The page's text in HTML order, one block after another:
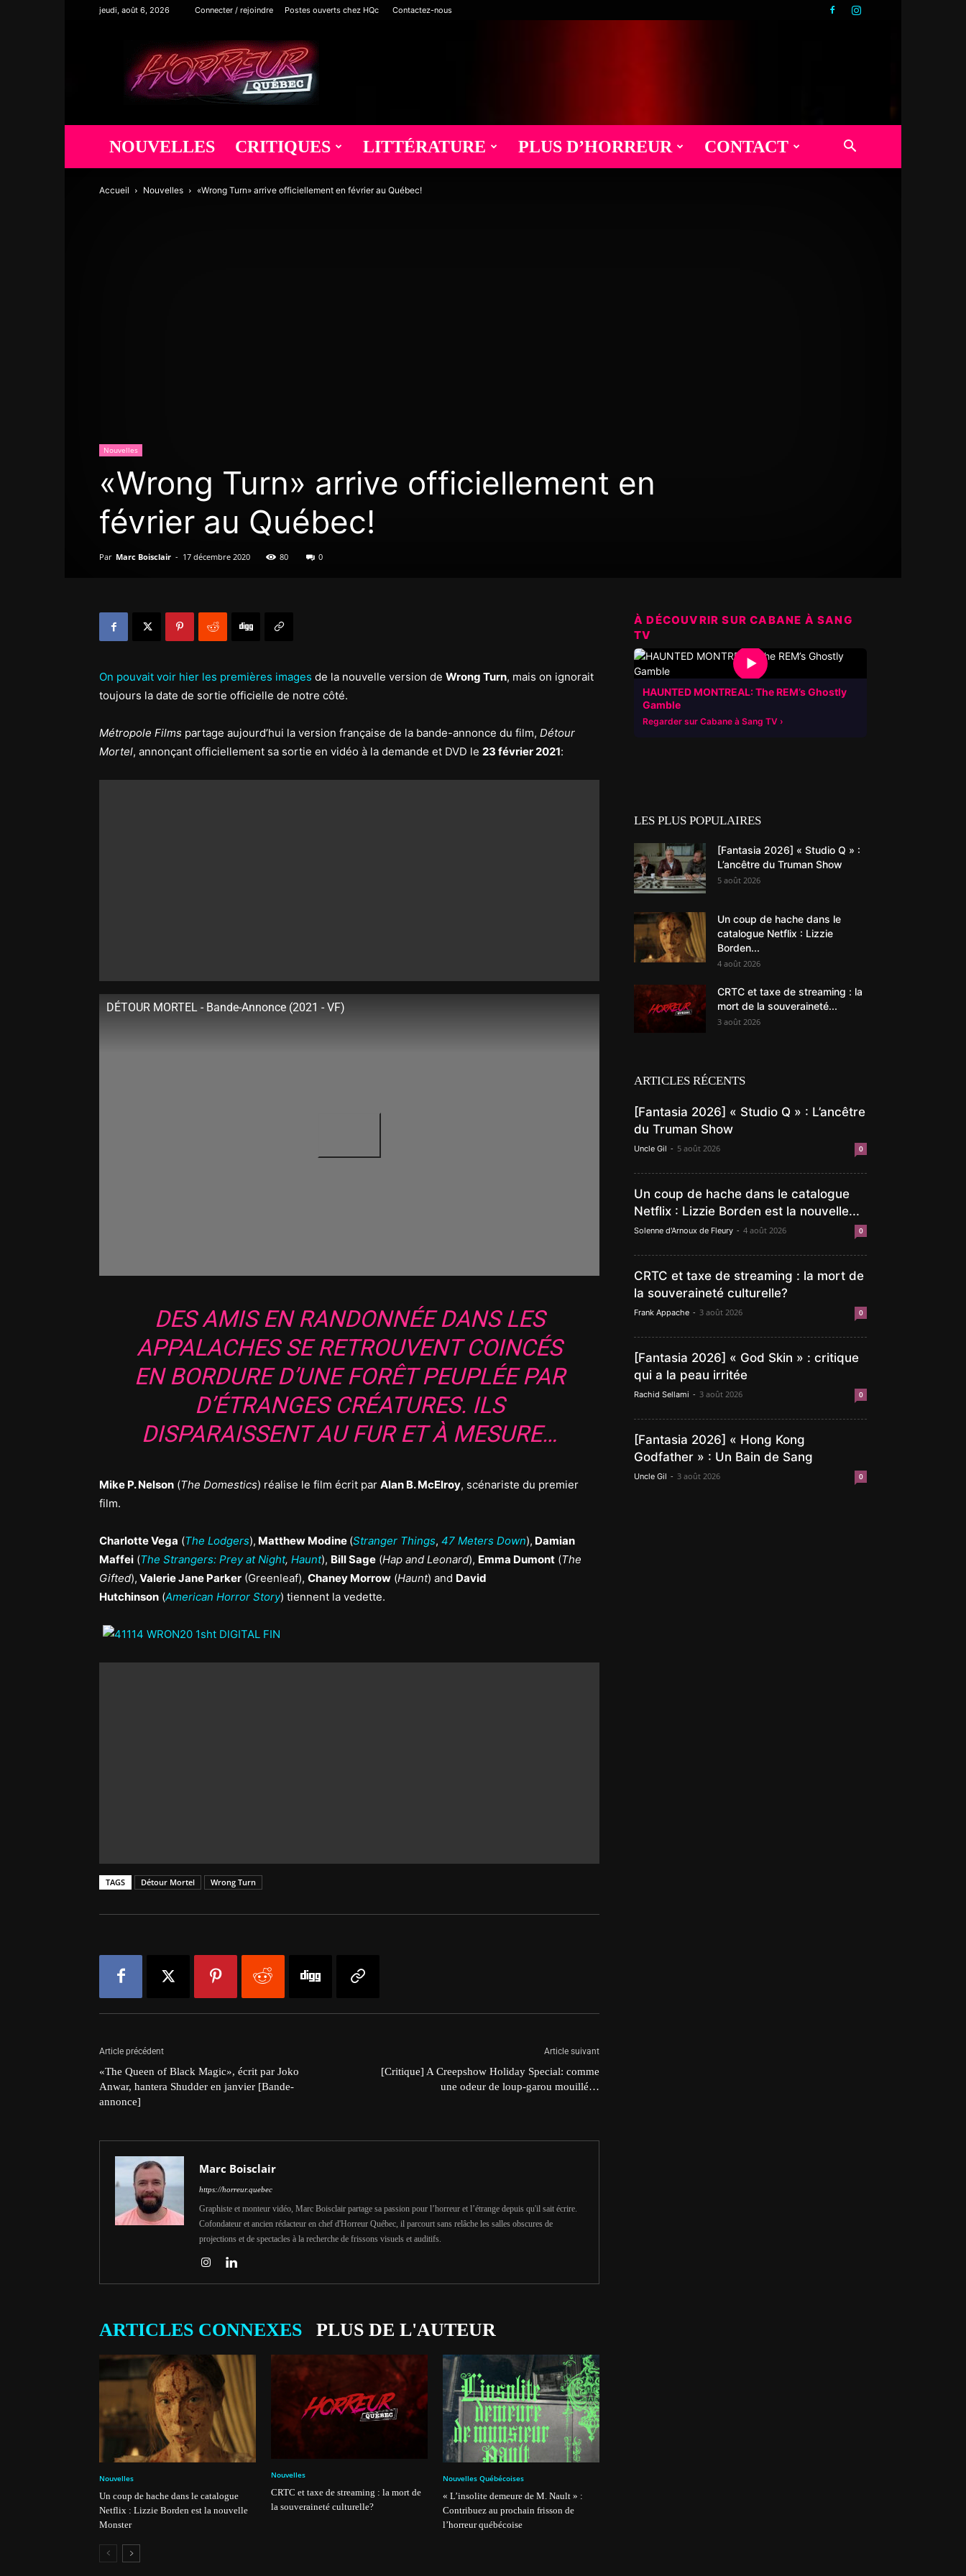
jeudi, août 6, 2026 Connecter / rejoindre Postes ouverts chez HQc Contactez-nous
Horreur
Québec
NOUVELLES CRITIQUES LITTÉRATURE PLUS D’HORREUR CONTACT
Accueil Nouvelles «Wrong Turn» arrive officiellement en février au Québec!
Nouvelles
«Wrong Turn» arrive officiellement en
février au Québec!
Par Marc Boisclair - 17 décembre 2020 80 0
On pouvait voir hier les premières images de la nouvelle version de Wrong Turn, mais on ignorait
toujours la date de sortie officielle de notre côté.
Métropole Films partage aujourd’hui la version française de la bande-annonce du film, Détour
Mortel, annonçant officiellement sa sortie en vidéo à la demande et DVD le 23 février 2021:
DÉTOUR MORTEL - Bande-Annonce (2021 - VF)
DES AMIS EN RANDONNÉE DANS LES
APPALACHES SE RETROUVENT COINCÉS
EN BORDURE D’UNE FORÊT PEUPLÉE PAR
D’ÉTRANGES CRÉATURES. ILS
DISPARAISSENT AU FUR ET À MESURE…
Mike P. Nelson (The Domestics) réalise le film écrit par Alan B. McElroy, scénariste du premier
film.
Charlotte Vega (The Lodgers), Matthew Modine (Stranger Things, 47 Meters Down), Damian
Maffei (The Strangers: Prey at Night, Haunt), Bill Sage (Hap and Leonard), Emma Dumont (The
Gifted), Valerie Jane Parker (Greenleaf), Chaney Morrow (Haunt) and David
Hutchinson (American Horror Story) tiennent la vedette.
TAGS Détour Mortel Wrong Turn
Article précédent
«The Queen of Black Magic», écrit par Joko
Anwar, hantera Shudder en janvier [Bande-
annonce]
Article suivant
[Critique] A Creepshow Holiday Special: comme
une odeur de loup-garou mouillé…
Marc Boisclair
https://horreur.quebec
Graphiste et monteur vidéo, Marc Boisclair partage sa passion pour l’horreur et l’étrange depuis qu'il sait écrire.
Cofondateur et ancien rédacteur en chef d'Horreur Québec, il parcourt sans relâche les salles obscures de
projections et de spectacles à la recherche de frissons visuels et auditifs.
ARTICLES CONNEXES PLUS DE L'AUTEUR
Nouvelles
Un coup de hache dans le catalogue
Netflix : Lizzie Borden est la nouvelle
Monster
Nouvelles
CRTC et taxe de streaming : la mort de
la souveraineté culturelle?
Nouvelles Québécoises
« L’insolite demeure de M. Nault » :
Contribuez au prochain frisson de
l’horreur québécoise
À DÉCOUVRIR SUR CABANE À SANG
TV
▶
HAUNTED MONTREAL: The REM’s Ghostly
Gamble
Regarder sur Cabane à Sang TV
LES PLUS POPULAIRES
[Fantasia 2026] « Studio Q » :
L’ancêtre du Truman Show
5 août 2026
Un coup de hache dans le
catalogue Netflix : Lizzie
Borden...
4 août 2026
CRTC et taxe de streaming : la
mort de la souveraineté...
3 août 2026
ARTICLES RÉCENTS
[Fantasia 2026] « Studio Q » : L’ancêtre
du Truman Show
Uncle Gil - 5 août 2026 0
Un coup de hache dans le catalogue
Netflix : Lizzie Borden est la nouvelle...
Solenne d'Arnoux de Fleury - 4 août 2026 0
CRTC et taxe de streaming : la mort de
la souveraineté culturelle?
Frank Appache - 3 août 2026 0
[Fantasia 2026] « God Skin » : critique
qui a la peau irritée
Rachid Sellami - 3 août 2026 0
[Fantasia 2026] « Hong Kong
Godfather » : Un Bain de Sang
Uncle Gil - 3 août 2026 0